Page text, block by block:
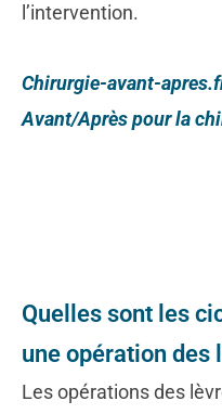
l’intervention.
Chirurgie-avant-
Avant/Après pour la
Quelles sont les
une opération des
Les opérations des